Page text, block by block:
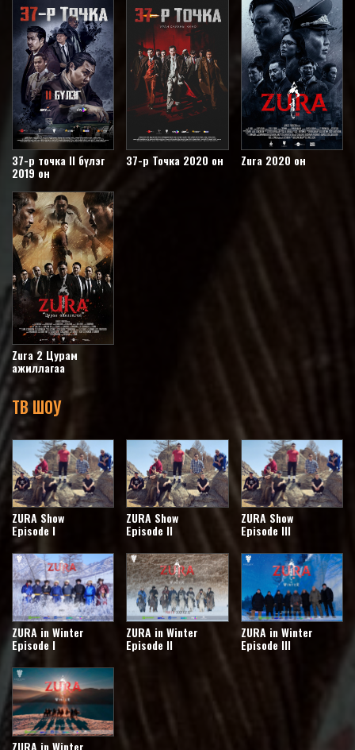
37-р точка II бүлэг
2019 он
37-р Точка 2020 он Zura 2020 он
Zura 2 Цурам
ажиллагаа
ТВ ШОУ
ZURA Show
Episode I
ZURA Show
Episode II
ZURA Show
Episode III
ZURA in Winter
Episode I
ZURA in Winter
Episode II
ZURA in Winter
Episode III
ZURA in Winter